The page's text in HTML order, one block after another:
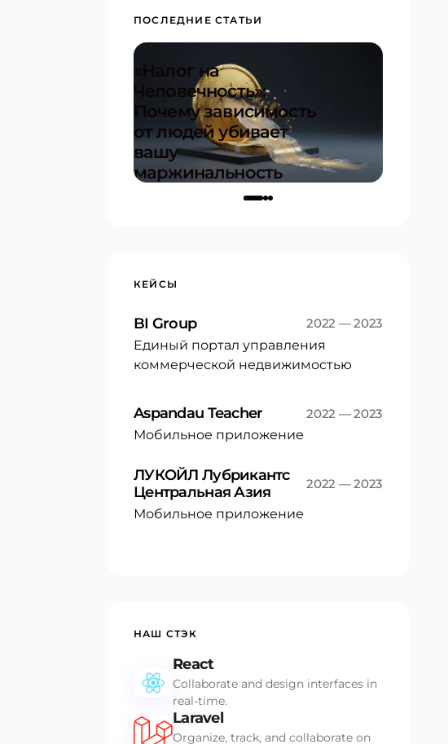
ПОСЛЕДНИЕ СТАТЬИ
«Налог на
Человечность»:
Почему зависимость
от людей убивает
вашу
маржинальность
17.12.2025
КЕЙСЫ
BI Group
2022 — 2023
Единый портал управления
коммерческой недвижимостью
Aspandau Teacher
2022 — 2023
Мобильное приложение
ЛУКОЙЛ Лубрикантс
Центральная Азия
2022 — 2023
Мобильное приложение
НАШ СТЭК
React
Collaborate and design interfaces in
real-time.
Laravel
Organize, track, and collaborate on